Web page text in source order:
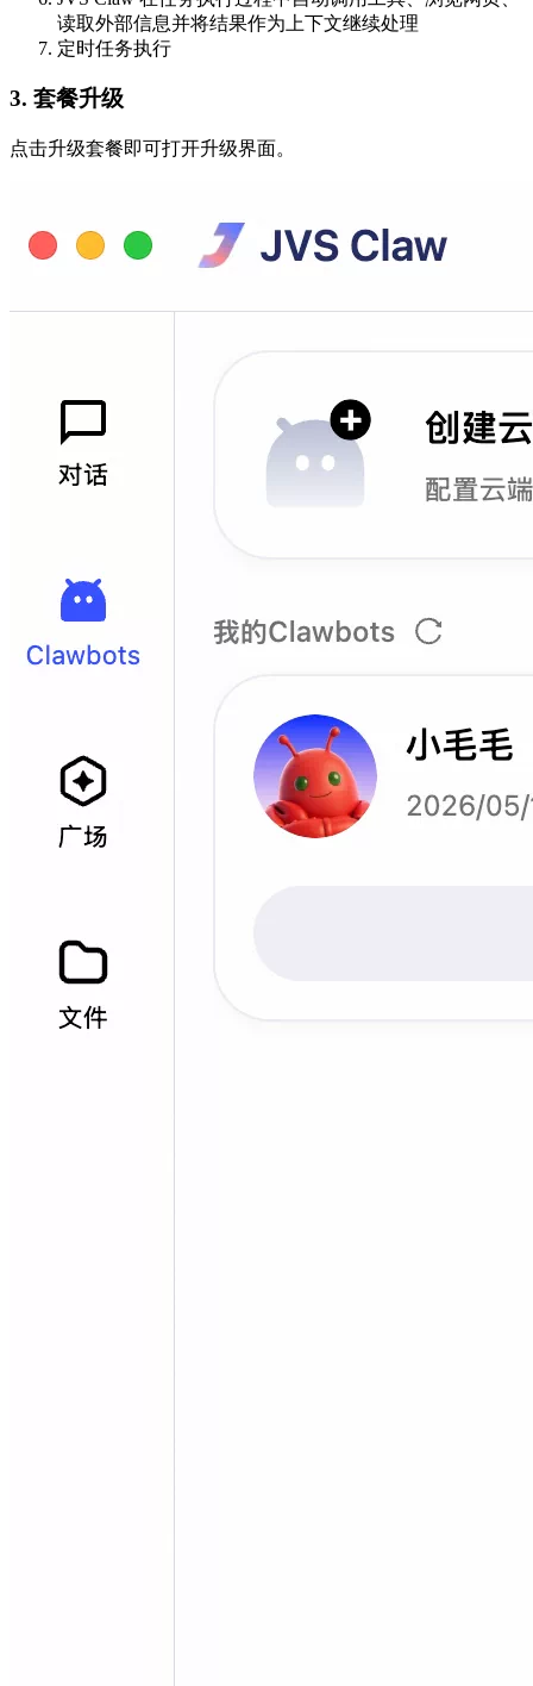
读取外部信息并将结果作为上下文继续处理
定时任务执行
3. 套餐升级
点击升级套餐即可打开升级界面。